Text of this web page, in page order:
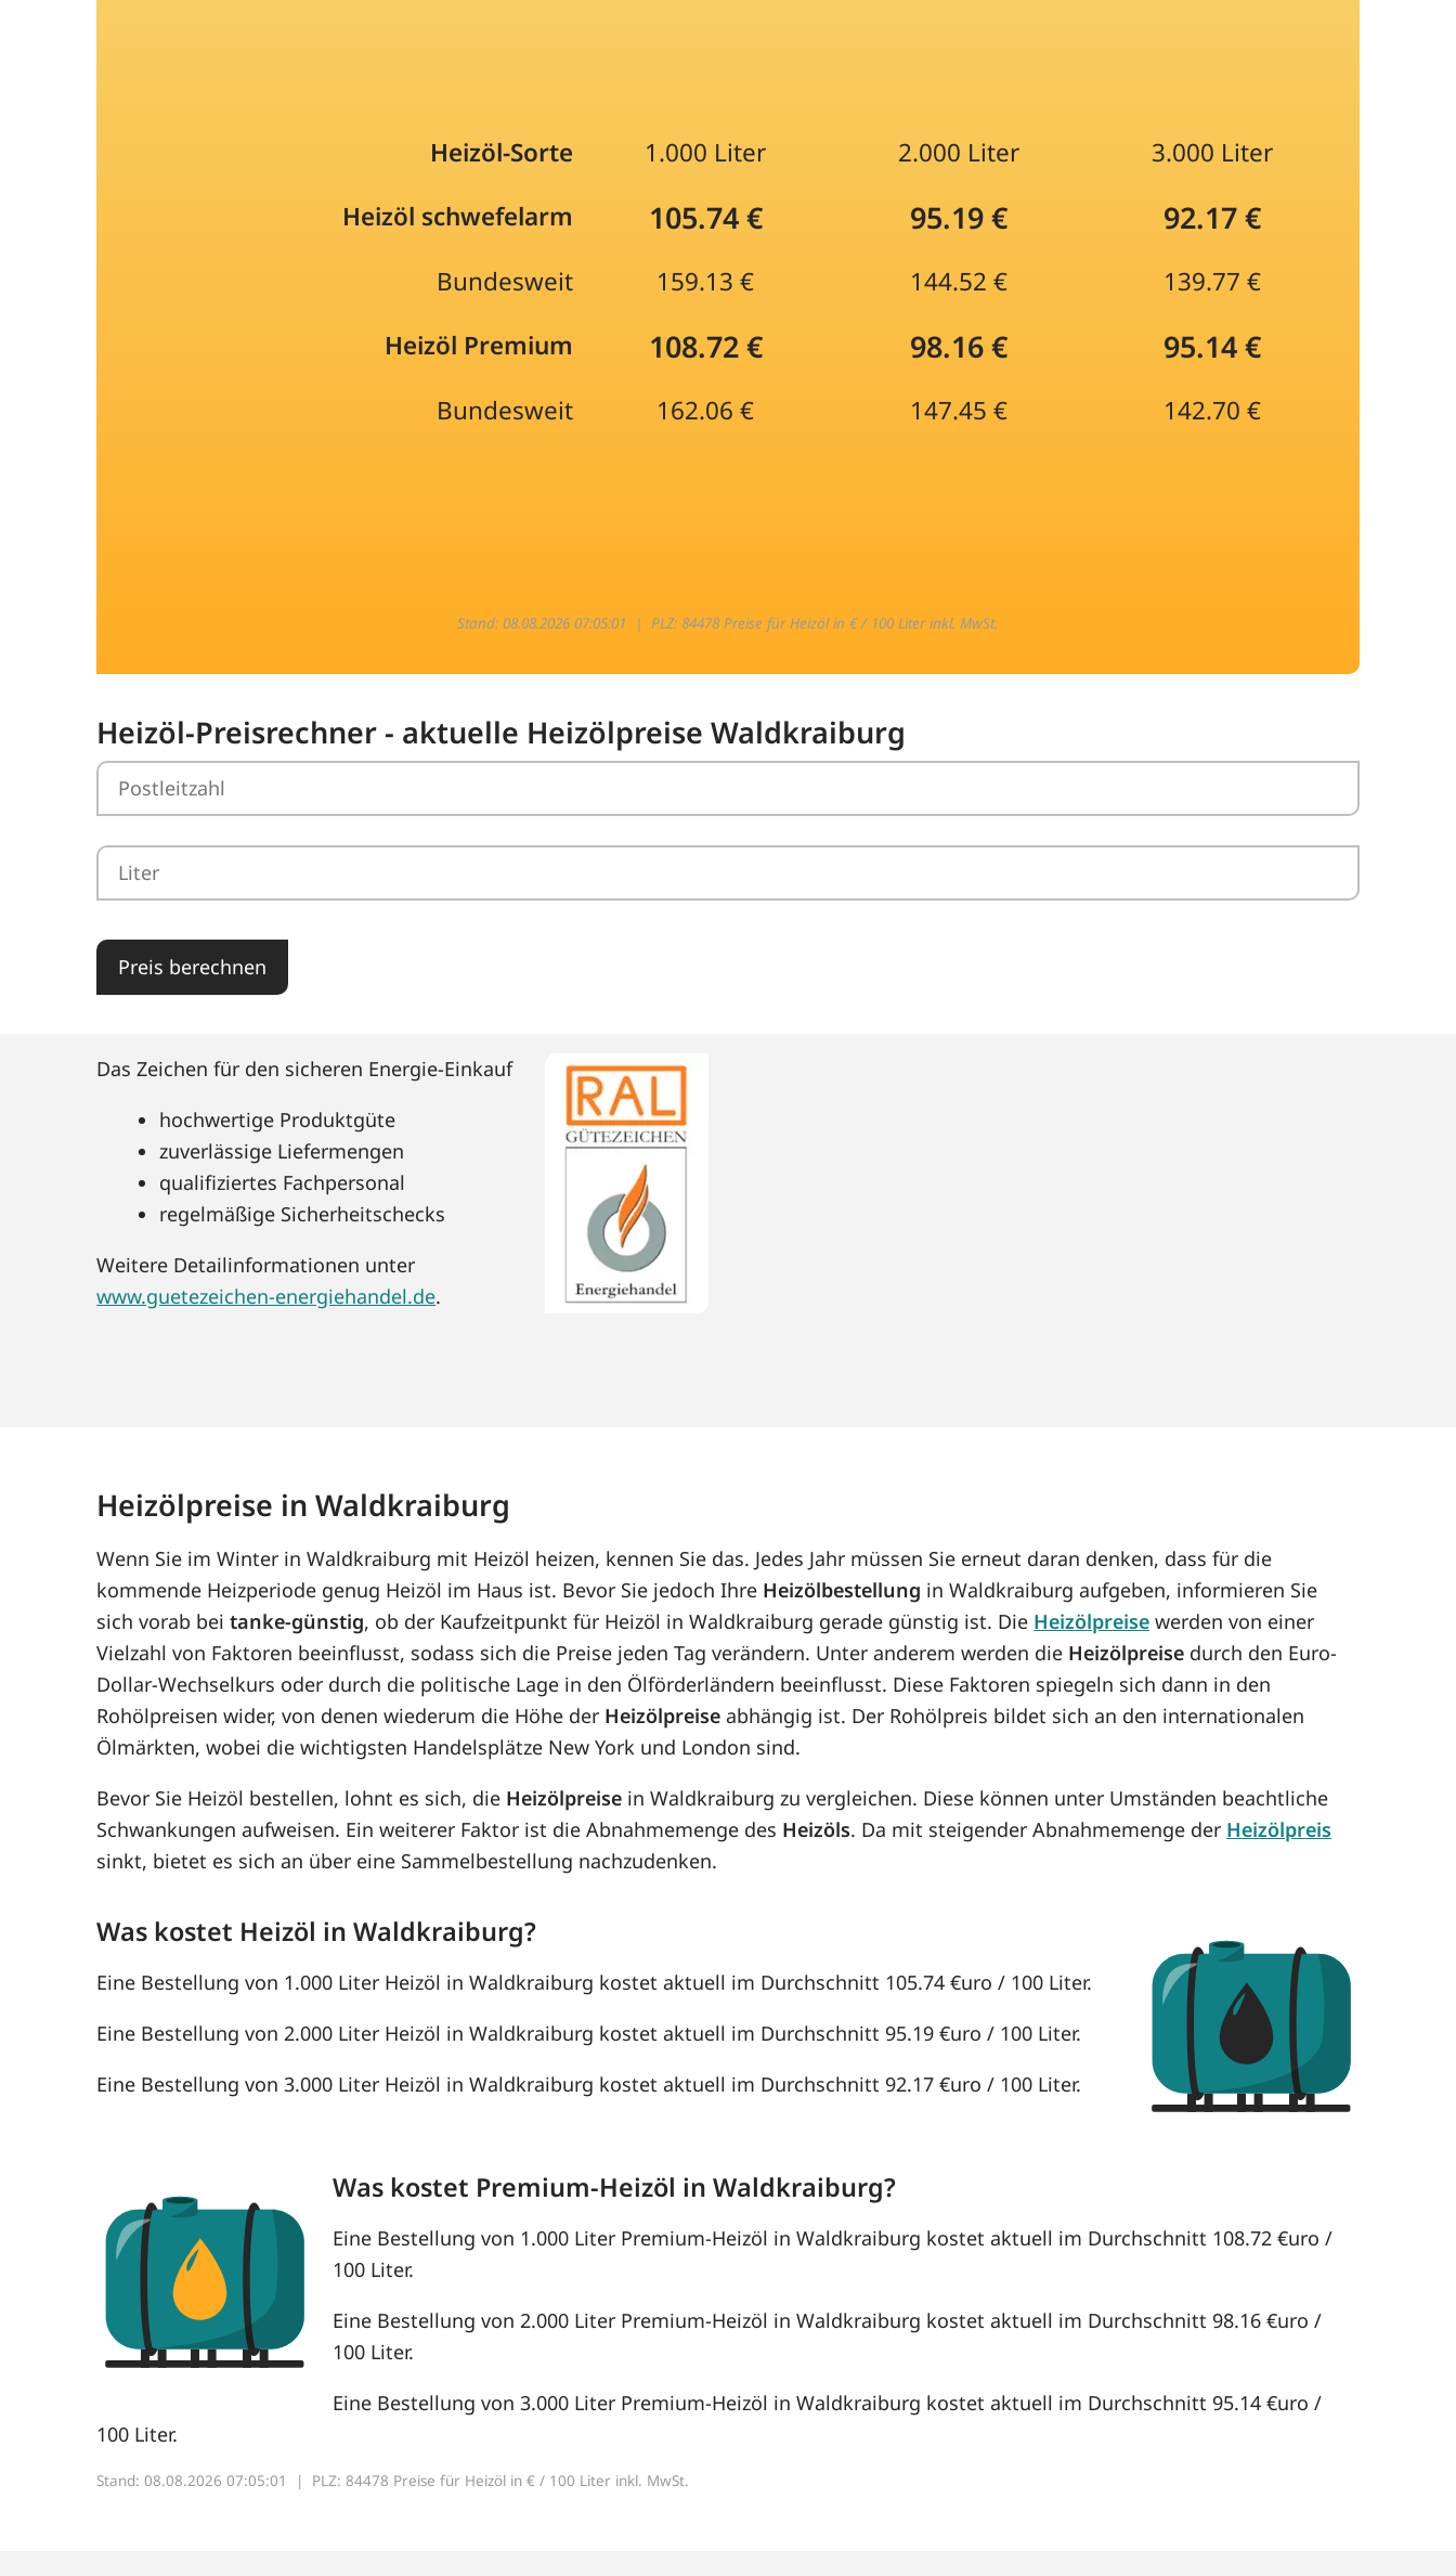
Heizöl-Sorte 1.000 Liter 2.000 Liter
3.000 Liter
Heizöl schwefelarm
105.74 € 95.19 € 92.17 €
Bundesweit 159.13 € 144.52 €
139.77 €
Heizöl Premium
108.72 € 98.16 € 95.14 €
Bundesweit 162.06 € 147.45 € 142.70 €
Stand: 08.08.2026 07:05:01 |PLZ: 84478 Preise für Heizöl in € / 100 Liter inkl. MwSt.
Heizöl-Preisrechner - aktuelle Heizölpreise Waldkraiburg
Preis berechnen
Das Zeichen für den sicheren Energie-Einkauf
hochwertige Produktgüte
zuverlässige Liefermengen
qualifiziertes Fachpersonal
regelmäßige Sicherheitschecks
Weitere Detailinformationen unter
www.guetezeichen-energiehandel.de.
Heizölpreise in Waldkraiburg
Wenn Sie im Winter in Waldkraiburg mit Heizöl heizen, kennen Sie das. Jedes Jahr müssen Sie erneut daran denken, dass für die
kommende Heizperiode genug Heizöl im Haus ist. Bevor Sie jedoch Ihre Heizölbestellung in Waldkraiburg aufgeben, informieren Sie
sich vorab beitanke-günstig, ob der Kaufzeitpunkt für Heizöl in Waldkraiburg gerade günstig ist. Die Heizölpreise werden von einer
Vielzahl von Faktoren beeinflusst, sodass sich die Preise jeden Tag verändern. Unter anderem werden die Heizölpreise durch den Euro-
Dollar-Wechselkurs oder durch die politische Lage in den Ölförderländern beeinflusst. Diese Faktoren spiegeln sich dann in den
Rohölpreisen wider, von denen wiederum die Höhe der Heizölpreise abhängig ist. Der Rohölpreis bildet sich an den internationalen
Ölmärkten, wobei die wichtigsten Handelsplätze New York und London sind.
Bevor Sie Heizöl bestellen, lohnt es sich, die Heizölpreise in Waldkraiburg zu vergleichen. Diese können unter Umständen beachtliche
Schwankungen aufweisen. Ein weiterer Faktor ist die Abnahmemenge des Heizöls. Da mit steigender Abnahmemenge der Heizölpreis
sinkt, bietet es sich an über eine Sammelbestellung nachzudenken.
Was kostet Heizöl in Waldkraiburg?
Eine Bestellung von 1.000 Liter Heizöl in Waldkraiburg kostet aktuell im Durchschnitt 105.74 €uro / 100 Liter.
Eine Bestellung von 2.000 Liter Heizöl in Waldkraiburg kostet aktuell im Durchschnitt 95.19 €uro / 100 Liter.
Eine Bestellung von 3.000 Liter Heizöl in Waldkraiburg kostet aktuell im Durchschnitt 92.17 €uro / 100 Liter.
Was kostet Premium-Heizöl in Waldkraiburg?
Eine Bestellung von 1.000 Liter Premium-Heizöl in Waldkraiburg kostet aktuell im Durchschnitt 108.72 €uro /
100 Liter.
Eine Bestellung von 2.000 Liter Premium-Heizöl in Waldkraiburg kostet aktuell im Durchschnitt 98.16 €uro /
100 Liter.
Eine Bestellung von 3.000 Liter Premium-Heizöl in Waldkraiburg kostet aktuell im Durchschnitt 95.14 €uro /
100 Liter.
Stand: 08.08.2026 07:05:01 | PLZ: 84478 Preise für Heizöl in € / 100 Liter inkl. MwSt.